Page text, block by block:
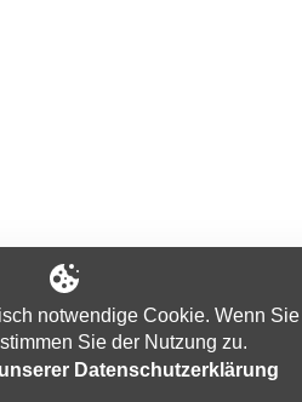
notwendige Cookie. Wenn
Sie der Nutzung zu.
Datenschutzerklärung